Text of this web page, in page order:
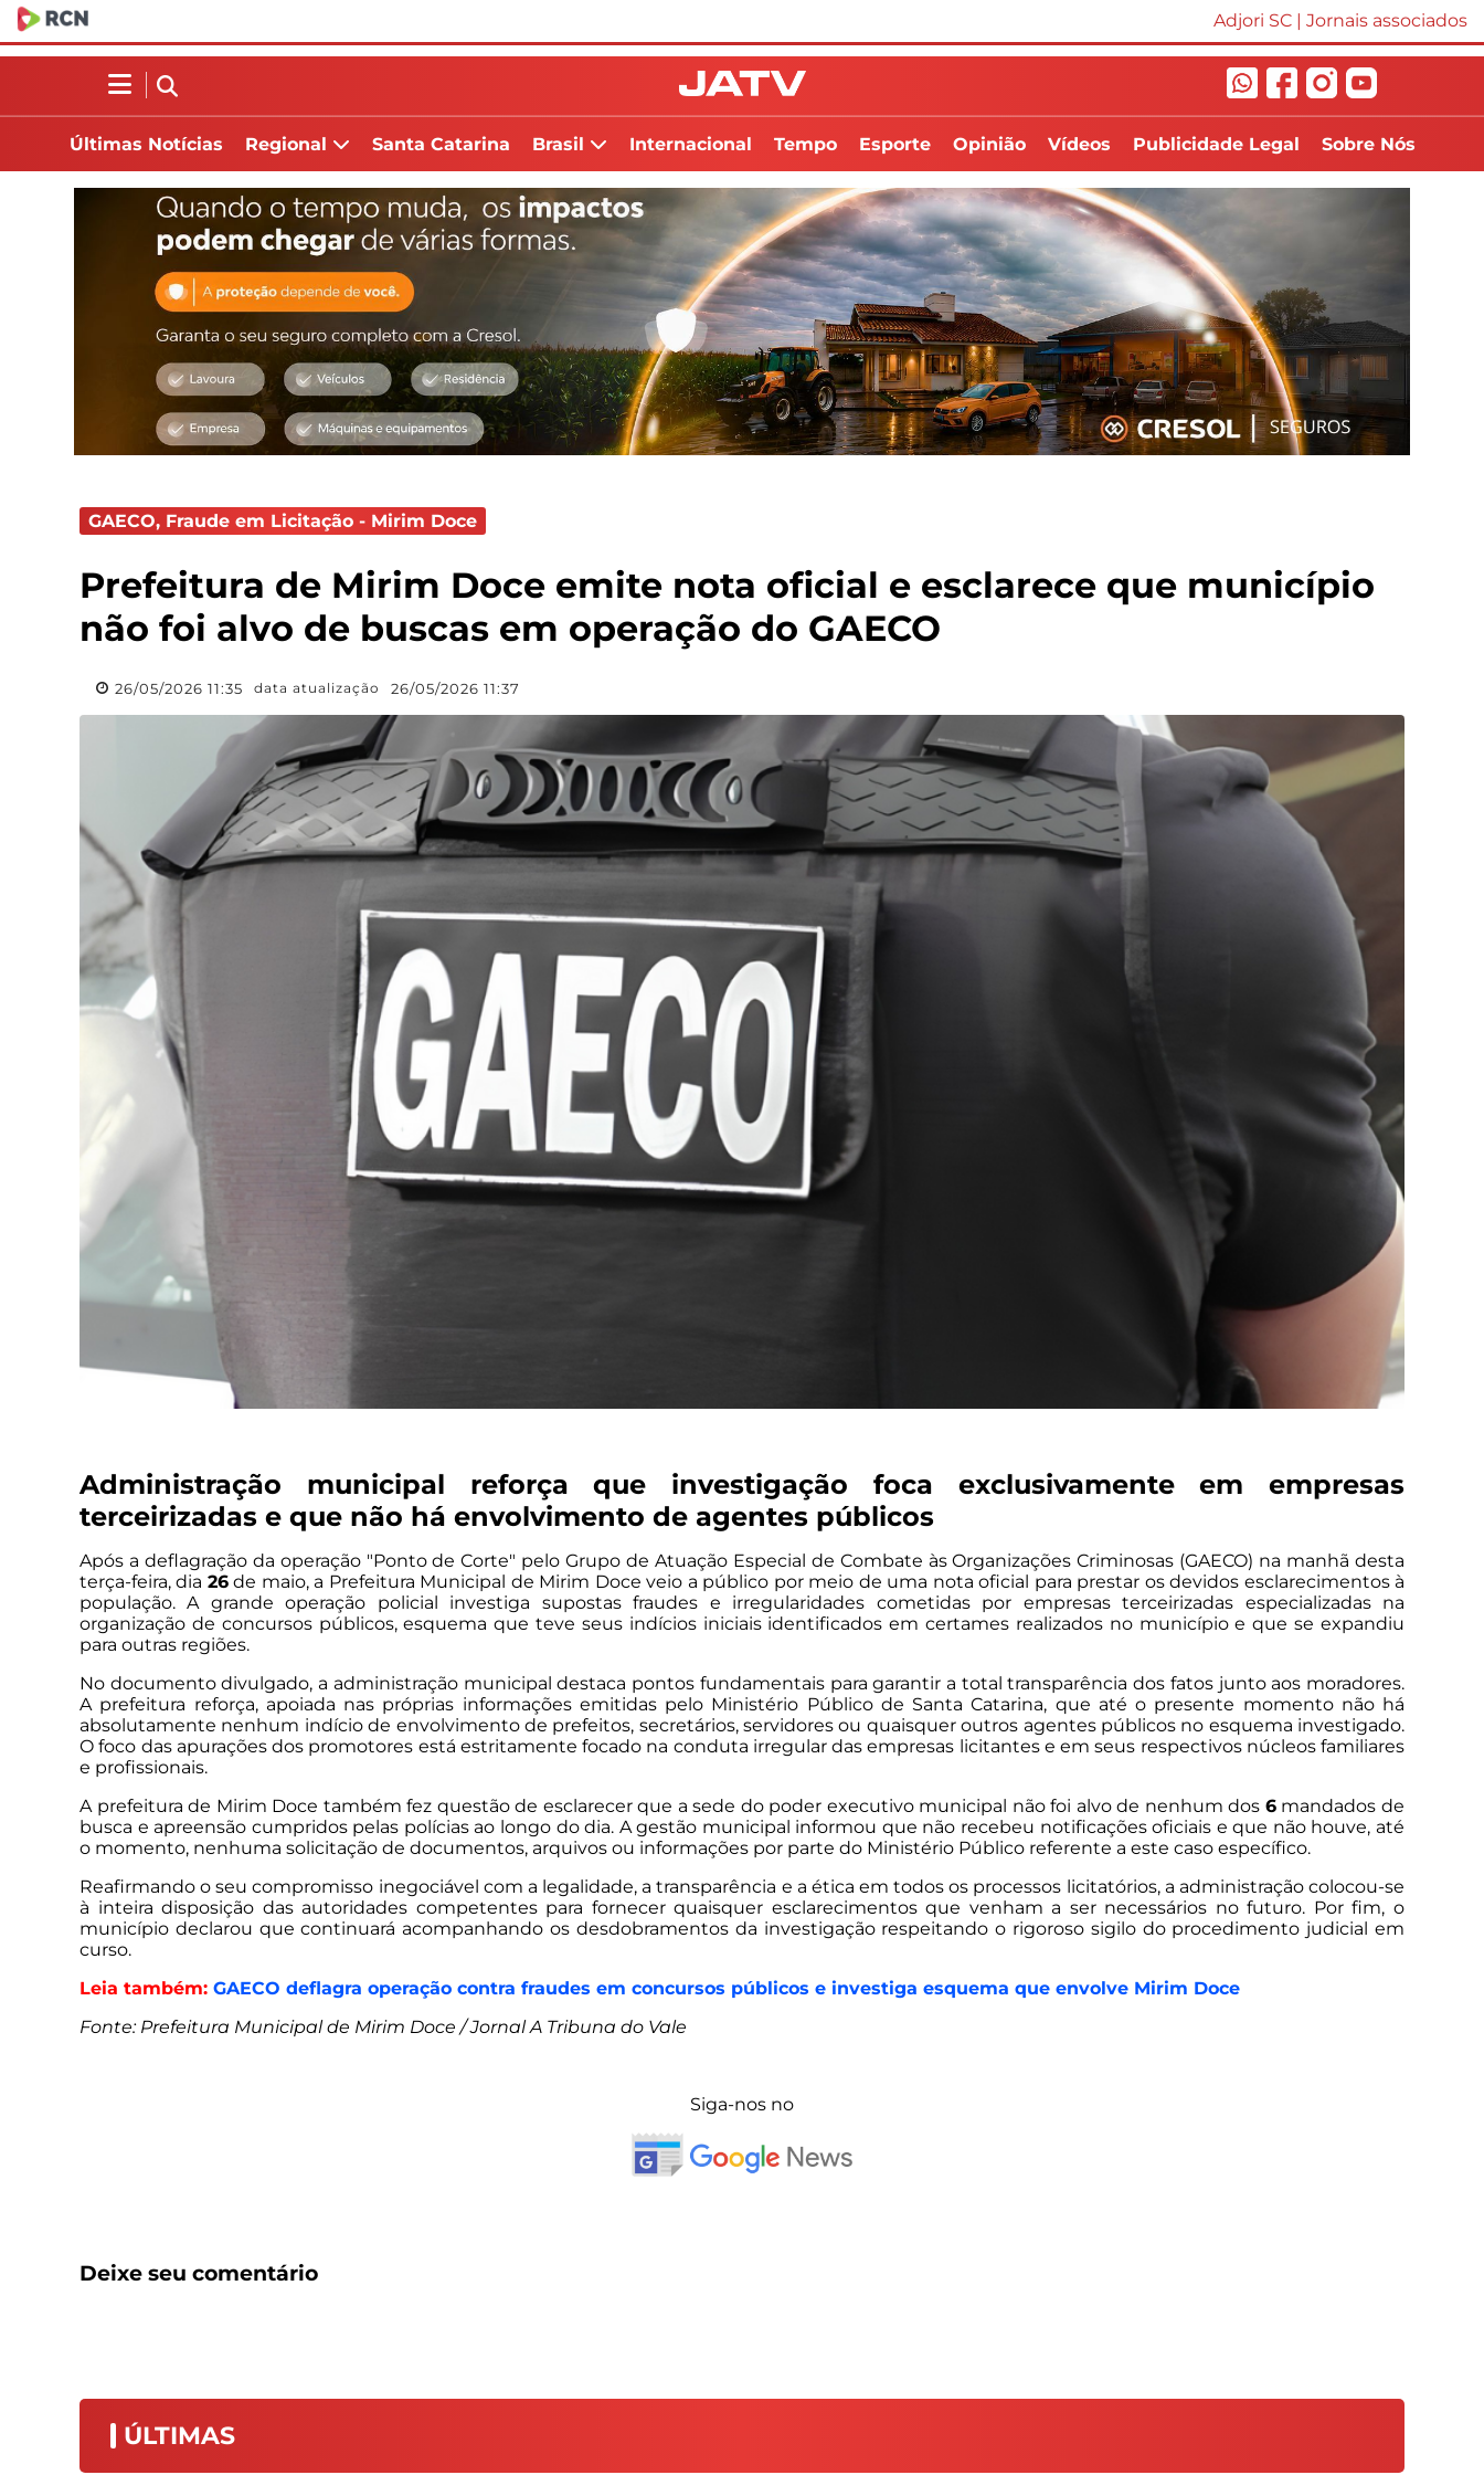
Adjori SC | Jornais associados
Últimas Notícias Regional Santa Catarina Brasil Internacional Tempo Esporte Opinião Vídeos Publicidade Legal Sobre Nós
GAECO, Fraude em Licitação - Mirim Doce
Prefeitura de Mirim Doce emite nota oficial e esclarece que município
não foi alvo de buscas em operação do GAECO
26/05/2026 11:35 data atualização 26/05/2026 11:37
Administração municipal reforça que investigação foca exclusivamente em empresas
terceirizadas e que não há envolvimento de agentes públicos
Após a deflagração da operação "Ponto de Corte" pelo Grupo de Atuação Especial de Combate às Organizações Criminosas (GAECO) na manhã desta
terça-feira, dia 26de maio, a Prefeitura Municipal de Mirim Doce veio a público por meio de uma nota oficial para prestar os devidos esclarecimentos à
população. A grande operação policial investiga supostas fraudes e irregularidades cometidas por empresas terceirizadas especializadas na
organização de concursos públicos, esquema que teve seus indícios iniciais identificados em certames realizados no município e que se expandiu
para outras regiões.
No documento divulgado, a administração municipal destaca pontos fundamentais para garantir a total transparência dos fatos junto aos moradores.
A prefeitura reforça, apoiada nas próprias informações emitidas pelo Ministério Público de Santa Catarina, que até o presente momento não há
absolutamente nenhum indício de envolvimento de prefeitos, secretários, servidores ou quaisquer outros agentes públicos no esquema investigado.
O foco das apurações dos promotores está estritamente focado na conduta irregular das empresas licitantes e em seus respectivos núcleos familiares
e profissionais.
A prefeitura de Mirim Doce também fez questão de esclarecer que a sede do poder executivo municipal não foi alvo de nenhum dos 6mandados de
busca e apreensão cumpridos pelas polícias ao longo do dia. A gestão municipal informou que não recebeu notificações oficiais e que não houve, até
o momento, nenhuma solicitação de documentos, arquivos ou informações por parte do Ministério Público referente a este caso específico.
Reafirmando o seu compromisso inegociável com a legalidade, a transparência e a ética em todos os processos licitatórios, a administração colocou-se
à inteira disposição das autoridades competentes para fornecer quaisquer esclarecimentos que venham a ser necessários no futuro. Por fim, o
município declarou que continuará acompanhando os desdobramentos da investigação respeitando o rigoroso sigilo do procedimento judicial em
curso.
Leia também: GAECO deflagra operação contra fraudes em concursos públicos e investiga esquema que envolve Mirim Doce
Fonte: Prefeitura Municipal de Mirim Doce / Jornal A Tribuna do Vale
Siga-nos no
Deixe seu comentário
ÚLTIMAS